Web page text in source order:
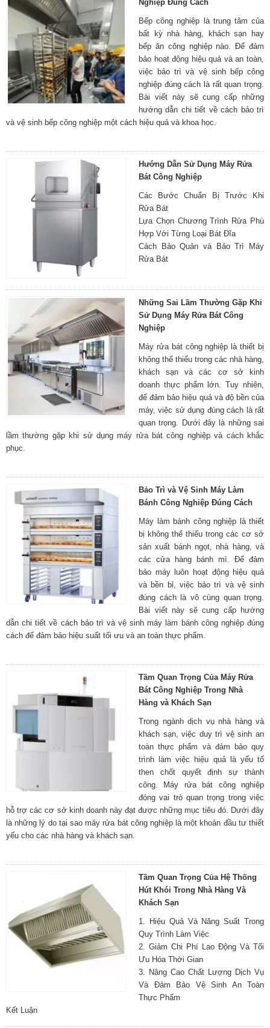
Nghiệp Đúng Cách
Bếp công nghiệp là trung tâm của
bất kỳ nhà hàng, khách sạn hay
bếp ăn công nghiệp nào. Để đảm
bảo hoạt động hiệu quả và an toàn,
việc bảo trì và vệ sinh bếp công
nghiệp đúng cách là rất quan trọng.
Bài viết này sẽ cung cấp những
hướng dẫn chi tiết về cách bảo trì
và vệ sinh bếp công nghiệp một cách hiệu quả và khoa học.
Hướng Dẫn Sử Dụng Máy Rửa
Bát Công Nghiệp
Các Bước Chuẩn Bị Trước Khi
Rửa Bát
Lựa Chọn Chương Trình Rửa Phù
Hợp Với Từng Loại Bát Đĩa
Cách Bảo Quản và Bảo Trì Máy
Rửa Bát
Những Sai Lầm Thường Gặp Khi
Sử Dụng Máy Rửa Bát Công
Nghiệp
Máy rửa bát công nghiệp là thiết bị
không thể thiếu trong các nhà hàng,
khách sạn và các cơ sở kinh
doanh thực phẩm lớn. Tuy nhiên,
để đảm bảo hiệu quả và độ bền của
máy, việc sử dụng đúng cách là rất
quan trọng. Dưới đây là những sai
lầm thường gặp khi sử dụng máy rửa bát công nghiệp và cách khắc
phục.
Bảo Trì và Vệ Sinh Máy Làm
Bánh Công Nghiệp Đúng Cách
Máy làm bánh công nghiệp là thiết
bị không thể thiếu trong các cơ sở
sản xuất bánh ngọt, nhà hàng, và
các cửa hàng bánh mì. Để đảm
bảo máy luôn hoạt động hiệu quả
và bền bỉ, việc bảo trì và vệ sinh
đúng cách là vô cùng quan trọng.
Bài viết này sẽ cung cấp hướng
dẫn chi tiết về cách bảo trì và vệ sinh máy làm bánh công nghiệp đúng
cách để đảm bảo hiệu suất tối ưu và an toàn thực phẩm.
Tầm Quan Trọng Của Máy Rửa
Bát Công Nghiệp Trong Nhà
Hàng và Khách Sạn
Trong ngành dịch vụ nhà hàng và
khách sạn, việc duy trì vệ sinh an
toàn thực phẩm và đảm bảo quy
trình làm việc hiệu quả là yếu tố
then chốt quyết định sự thành
công. Máy rửa bát công nghiệp
đóng vai trò quan trọng trong việc
hỗ trợ các cơ sở kinh doanh này đạt được những mục tiêu đó. Dưới đây
là những lý do tại sao máy rửa bát công nghiệp là một khoản đầu tư thiết
yếu cho các nhà hàng và khách sạn.
Tầm Quan Trọng Của Hệ Thống
Hút Khói Trong Nhà Hàng Và
Khách Sạn
1. Hiệu Quả Và Năng Suất Trong
Quy Trình Làm Việc
2. Giảm Chi Phí Lao Động Và Tối
Ưu Hóa Thời Gian
3. Nâng Cao Chất Lượng Dịch Vụ
Và Đảm Bảo Vệ Sinh An Toàn
Thực Phẩm
Kết Luận